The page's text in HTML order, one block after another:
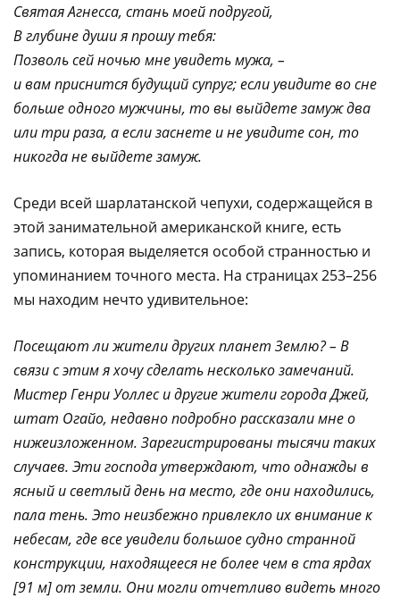
Святая Агнесса, стань моей подругой,
В глубине души я прошу тебя:
Позволь сей ночью мне увидеть мужа, –
и вам приснится будущий супруг; если увидите во сне
больше одного мужчины, то вы выйдете замуж два
или три раза, а если заснете и не увидите сон, то
никогда не выйдете замуж.
Среди всей шарлатанской чепухи, содержащейся в
этой занимательной американской книге, есть
запись, которая выделяется особой странностью и
упоминанием точного места. На страницах 253–256
мы находим нечто удивительное:
Посещают ли жители других планет Землю? – В
связи с этим я хочу сделать несколько замечаний.
Мистер Генри Уоллес и другие жители города Джей,
штат Огайо, недавно подробно рассказали мне о
нижеизложенном. Зарегистрированы тысячи таких
случаев. Эти господа утверждают, что однажды в
ясный и светлый день на место, где они находились,
пала тень. Это неизбежно привлекло их внимание к
небесам, где все увидели большое судно странной
конструкции, находящееся не более чем в ста ярдах
[91 м] от земли. Они могли отчетливо видеть много